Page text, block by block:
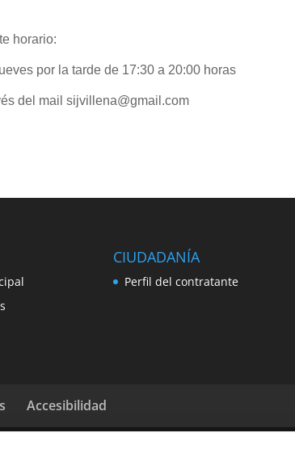
horario:
por la tarde de 17:30 a 20:00 horas
del mail sijvillena@gmail.com
CIUDADANÍA
Perfil del contratante
Accesibilidad